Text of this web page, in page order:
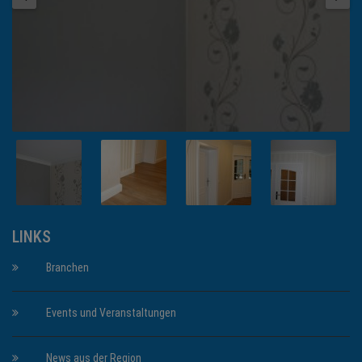
LINKS
Branchen
Events und Veranstaltungen
News aus der Region